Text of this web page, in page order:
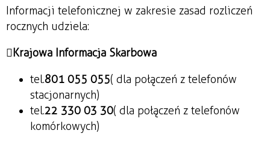
Informacji telefonicznej w zakresie zasad rozliczeń
rocznych udziela:
Krajowa Informacja Skarbowa
tel.801 055 055( dla połączeń z telefonów
stacjonarnych)
tel.22 330 03 30( dla połączeń z telefonów
komórkowych)